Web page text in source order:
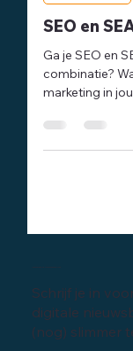
Marketing
SEO en
Ga je SEO en
combinatie?
marketing in
Schrijf je in
digitale